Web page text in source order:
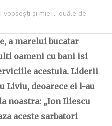
2023 341 LIKES
vopsești și mie … ouăle de
a marelui bucatar
oameni cu bani isi
acestuia. Liderii
Liviu, deoarece ei l-au
noastra: „Ion Iliescu
aceste sarbatori